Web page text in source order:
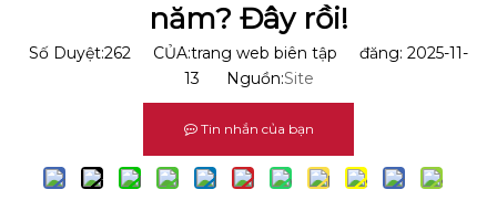
năm? Đây rồi!
Số Duyệt:262 CỦA:trang web biên tập đăng: 2025-11-
13 Nguồn:Site
Tin nhắn của bạn